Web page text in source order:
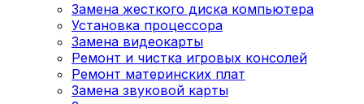
Замена жесткого диска компьютера
Установка процессора
Замена видеокарты
Ремонт и чистка игровых консолей
Ремонт материнских плат
Замена звуковой карты